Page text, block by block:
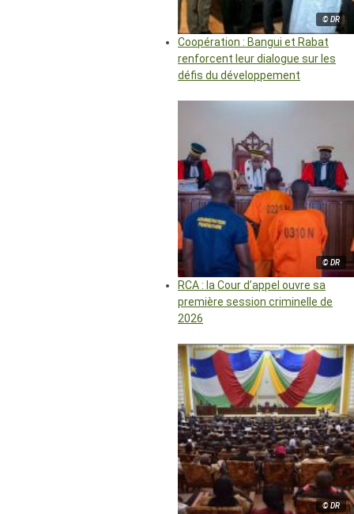
© DR
Coopération : Bangui et Rabat
renforcent leur dialogue sur les
défis du développement
© DR
RCA : la Cour d’appel ouvre sa
première session criminelle de
2026
© DR